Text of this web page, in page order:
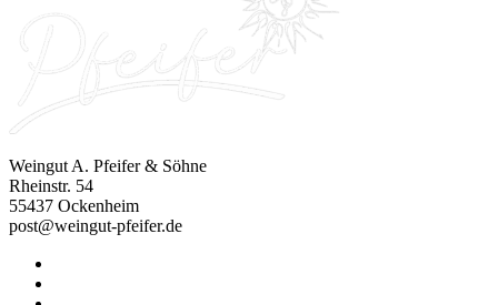
Weingut A. Pfeifer & Söhne
Rheinstr. 54
55437 Ockenheim
post@weingut-pfeifer.de